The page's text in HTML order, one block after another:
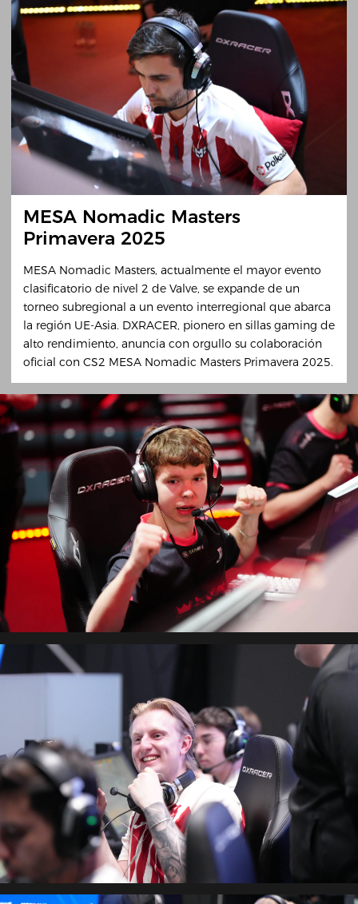
MESA Nomadic Masters
Primavera 2025
MESA Nomadic Masters, actualmente el mayor evento
clasificatorio de nivel 2 de Valve, se expande de un
torneo subregional a un evento interregional que abarca
la región UE-Asia. DXRACER, pionero en sillas gaming de
alto rendimiento, anuncia con orgullo su colaboración
oficial con CS2 MESA Nomadic Masters Primavera 2025.